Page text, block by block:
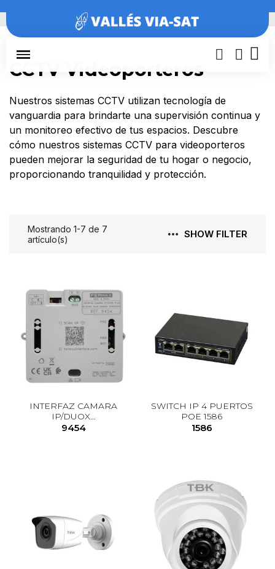
CCTV Videoporteros
CCTV Videoporteros
Nuestros sistemas CCTV utilizan tecnología de
vanguardia para brindarte una supervisión continua y
un monitoreo efectivo de tus espacios. Descubre
cómo nuestros sistemas CCTV para videoporteros
pueden mejorar la seguridad de tu hogar o negocio,
proporcionando tranquilidad y protección.
SHOW FILTER
Mostrando 1-7 de 7
artículo(s)
INTERFAZ CAMARA
IP/DUOX...
9454
SWITCH IP 4 PUERTOS
POE 1586
1586